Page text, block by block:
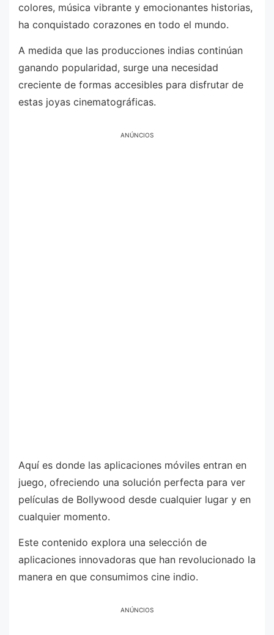
colores, música vibrante y emocionantes historias,
ha conquistado corazones en todo el mundo.
A medida que las producciones indias continúan
ganando popularidad, surge una necesidad
creciente de formas accesibles para disfrutar de
estas joyas cinematográficas.
ANÚNCIOS
Aquí es donde las aplicaciones móviles entran en
juego, ofreciendo una solución perfecta para ver
películas de Bollywood desde cualquier lugar y en
cualquier momento.
Este contenido explora una selección de
aplicaciones innovadoras que han revolucionado la
manera en que consumimos cine indio.
ANÚNCIOS